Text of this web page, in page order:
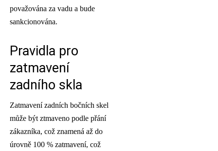
považována za vadu a bude
sankcionována.
Pravidla pro
zatmavení
zadního skla
Zatmavení zadních bočních skel
může být ztmaveno podle přání
zákazníka, což znamená až do
úrovně 100 % zatmavení, což